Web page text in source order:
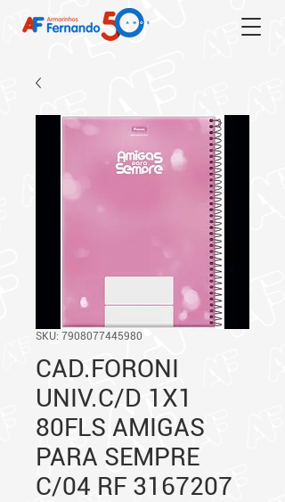
SKU: 7908077445980
CAD.FORONI
UNIV.C/D 1X1
80FLS AMIGAS
PARA SEMPRE
C/04 RF 3167207